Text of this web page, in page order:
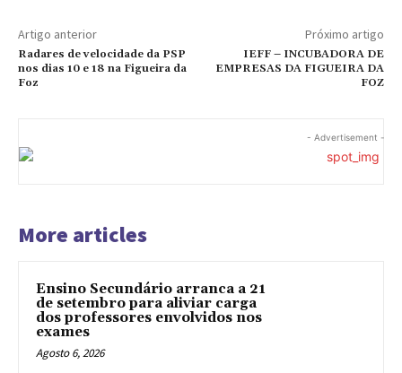
Artigo anterior
Radares de velocidade da PSP
nos dias 10 e 18 na Figueira da
Foz
Próximo artigo
IEFF – INCUBADORA DE
EMPRESAS DA FIGUEIRA DA
FOZ
- Advertisement -
More articles
Ensino Secundário arranca a 21
de setembro para aliviar carga
dos professores envolvidos nos
exames
Agosto 6, 2026